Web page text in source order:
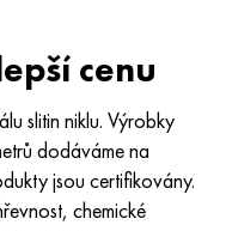
cenu
slitin niklu. Výrobky
dodáváme na
jsou certifikovány.
chemické